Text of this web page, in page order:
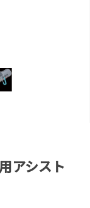
アシスト